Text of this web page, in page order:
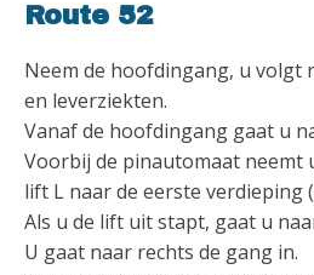
Route 52
Neem de hoofdingang, u volgt
en leverziekten.
Vanaf de hoofdingang gaat u
Voorbij de pinautomaat neemt
lift L naar de eerste verdieping
Als u de lift uit stapt, gaat u
U gaat naar rechts de gang in.